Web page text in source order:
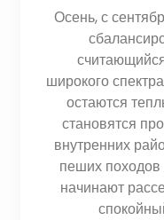
Осень, с
широкого
остаются
становятся
внутренних
пеших
начинают